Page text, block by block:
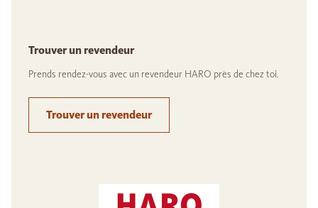
Trouver un revendeur
Prends rendez-vous avec un revendeur HARO près de chez toi.
Trouver un revendeur